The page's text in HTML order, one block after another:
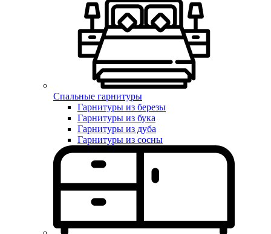
Спальные гарнитуры
Гарнитуры из березы
Гарнитуры из бука
Гарнитуры из дуба
Гарнитуры из сосны